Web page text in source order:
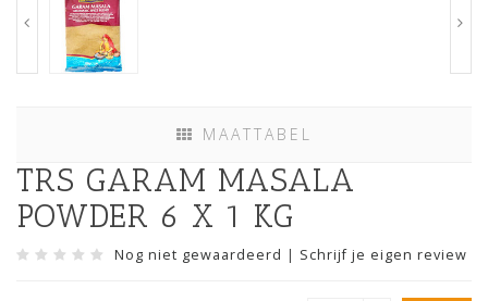
MAATTABEL
TRS GARAM MASALA
POWDER 6 X 1 KG
Nog niet gewaardeerd | Schrijf je eigen review